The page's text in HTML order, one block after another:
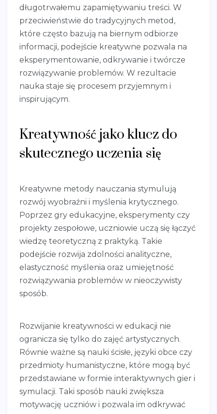
długotrwałemu zapamiętywaniu treści. W
przeciwieństwie do tradycyjnych metod,
które często bazują na biernym odbiorze
informacji, podejście kreatywne pozwala na
eksperymentowanie, odkrywanie i twórcze
rozwiązywanie problemów. W rezultacie
nauka staje się procesem przyjemnym i
inspirującym.
Kreatywność jako klucz do
skutecznego uczenia się
Kreatywne metody nauczania stymulują
rozwój wyobraźni i myślenia krytycznego.
Poprzez gry edukacyjne, eksperymenty czy
projekty zespołowe, uczniowie uczą się łączyć
wiedzę teoretyczną z praktyką. Takie
podejście rozwija zdolności analityczne,
elastyczność myślenia oraz umiejętność
rozwiązywania problemów w nieoczywisty
sposób.
Rozwijanie kreatywności w edukacji nie
ogranicza się tylko do zajęć artystycznych.
Równie ważne są nauki ścisłe, języki obce czy
przedmioty humanistyczne, które mogą być
przedstawiane w formie interaktywnych gier i
symulacji. Taki sposób nauki zwiększa
motywację uczniów i pozwala im odkrywać